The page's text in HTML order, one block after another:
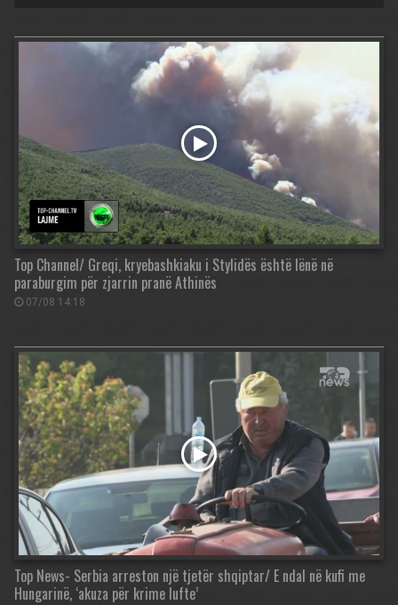
Top Channel/ Greqi, kryebashkiaku i Stylidës është lënë në
paraburgim për zjarrin pranë Athinës
07/08 14:18
Top News- Serbia arreston një tjetër shqiptar/ E ndal në kufi me
Hungarinë, ‘akuza për krime lufte’